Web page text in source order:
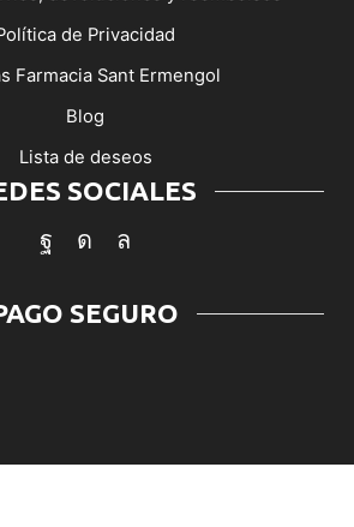
de Privacidad
Farmacia Sant Ermengol
Blog
Lista de deseos
SOCIALES
Facebook
Instagram
Whatsapp
SEGURO